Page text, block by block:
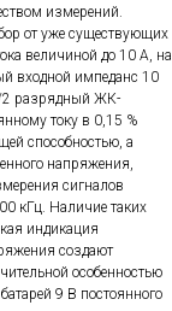
измерений.
от уже существующих
величиной до 10 А, на
входной импеданс 10
2 разрядный ЖК-
току в 0,15 %
способностью, а
напряжения,
сигналов
кГц. Наличие таких
индикация
создают
особенностью
9 В постоянного